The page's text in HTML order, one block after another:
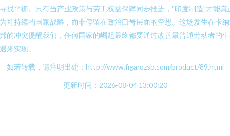
找平衡。只有当产业政策与劳工权益保障同步推进，"印度制造"才能真
可持续的国家战略，而非停留在政治口号层面的空想。这场发生在卡
的冲突提醒我们，任何国家的崛起最终都要通过改善最普通劳动者的
来实现。
如若转载，请注明出处：http://www.figarozsb.com/product/89.html
更新时间：2026-08-04 13:00:20